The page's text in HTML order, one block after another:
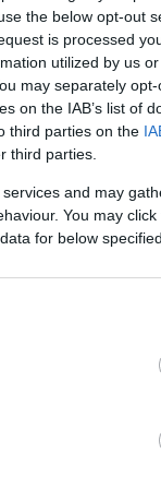
the below opt-out
is processed
utilized by us
may separately
on the IAB’s list of
third parties on the
third parties.
and may
You may
for below
στην
των δύο
για
για